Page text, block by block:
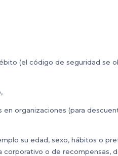
(el código de seguridad se
organizaciones (para
su edad, sexo, hábitos o
o de recompensas,